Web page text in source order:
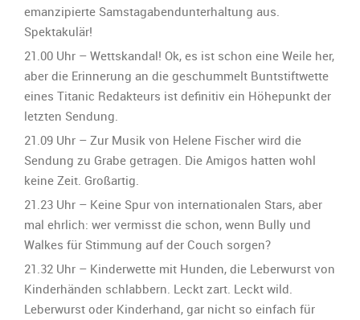
emanzipierte Samstagabendunterhaltung aus.
Spektakulär!
21.00 Uhr – Wettskandal! Ok, es ist schon eine Weile her,
aber die Erinnerung an die geschummelt Buntstiftwette
eines Titanic Redakteurs ist definitiv ein Höhepunkt der
letzten Sendung.
21.09 Uhr – Zur Musik von Helene Fischer wird die
Sendung zu Grabe getragen. Die Amigos hatten wohl
keine Zeit. Großartig.
21.23 Uhr – Keine Spur von internationalen Stars, aber
mal ehrlich: wer vermisst die schon, wenn Bully und
Walkes für Stimmung auf der Couch sorgen?
21.32 Uhr – Kinderwette mit Hunden, die Leberwurst von
Kinderhänden schlabbern. Leckt zart. Leckt wild.
Leberwurst oder Kinderhand, gar nicht so einfach für